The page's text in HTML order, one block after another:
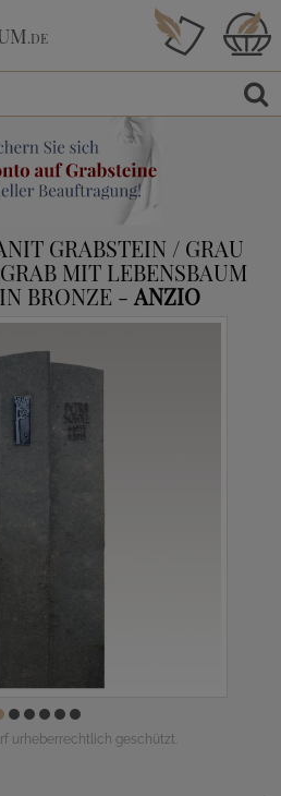
.DE
GRABSTEIN / GRAU
MIT LEBENSBAUM
BRONZE - ANZIO
urheberrechtlich geschützt.